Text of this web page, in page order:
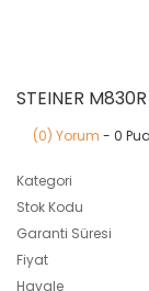
STEINER
(0) Yorum - 0
Kategori
Stok Kodu
Garanti Süresi
Fiyat
Havale